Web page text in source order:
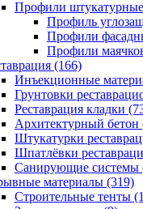
Профили
Профиль
Профили
Профили
(166)
Инъекционные
Грунтовки
Реставрация кладки
Архитектурный бетон
Штукатурки
Шпатлёвки
Санирующие системы
материалы (319)
Строительные тенты